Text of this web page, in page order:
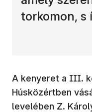
torkomon, s
A kenyeret a III.
Húsközértben
levelében Z.